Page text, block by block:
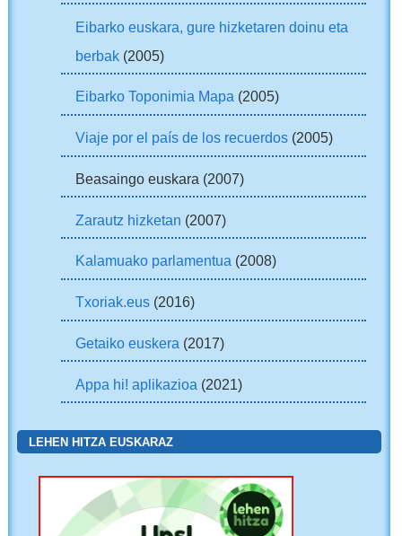
Eibarko euskara, gure hizketaren doinu eta
berbak(2005)
Eibarko Toponimia Mapa (2005)
Viaje por el país de los recuerdos(2005)
Beasaingo euskara (2007)
Zarautz hizketan (2007)
Kalamuako parlamentua (2008)
Txoriak.eus(2016)
Getaiko euskera (2017)
Appa hi! aplikazioa (2021)
LEHEN HITZA EUSKARAZ